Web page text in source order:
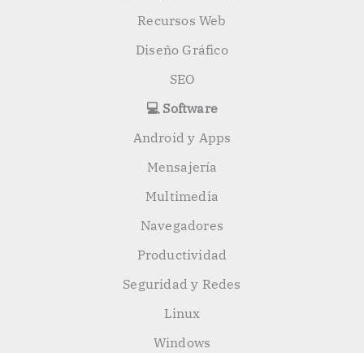
Recursos Web
Diseño Gráfico
SEO
💻 Software
Android y Apps
Mensajería
Multimedia
Navegadores
Productividad
Seguridad y Redes
Linux
Windows